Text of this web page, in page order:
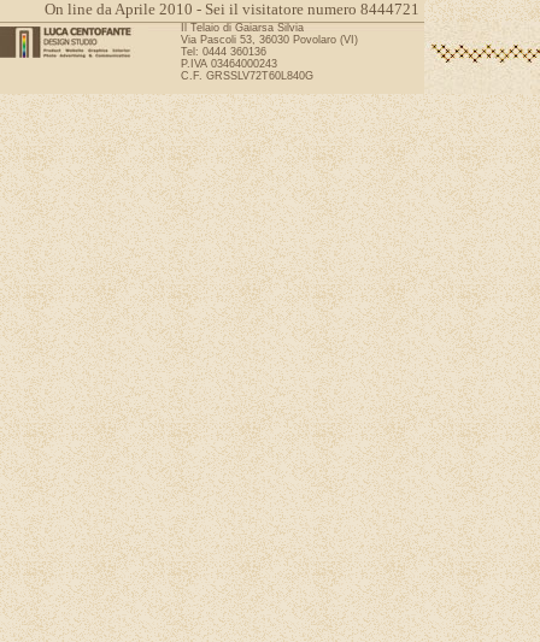
On line da Aprile 2010 - Sei il visitatore numero 8444721
Il Telaio di Gaiarsa Silvia
Via Pascoli 53, 36030 Povolaro (VI)
Tel: 0444 360136
P.IVA 03464000243
C.F. GRSSLV72T60L840G